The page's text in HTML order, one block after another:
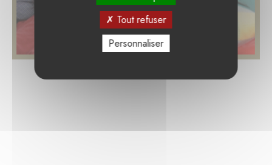
Tout refuser
Personnaliser